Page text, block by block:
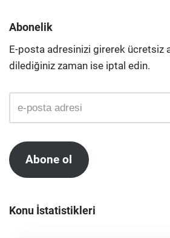
Abonelik
E-posta adresinizi girerek ücretsiz
dilediğiniz zaman ise iptal edin.
Abone ol
Konu İstatistikleri